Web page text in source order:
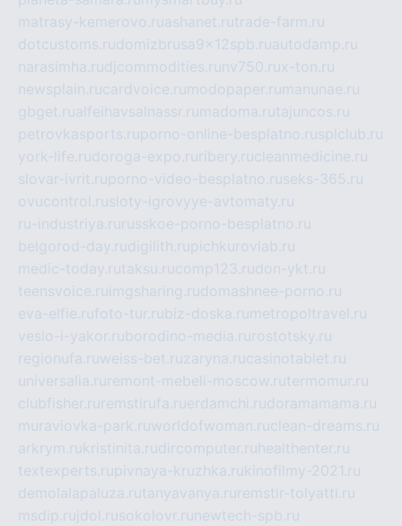
matrasy-kemerovo.ruashanet.rutrade-farm.ru
dotcustoms.rudomizbrusa9x12spb.ruautodamp.ru
narasimha.rudjcommodities.ru nv750.rux-ton.ru
newsplain.rucardvoice.ru modopaper.ru manunae.ru
gbget.rualfeihavsalnassr.ru madoma.rutajuncos.ru
petrovkasports.ruporno-online-besplatno.rusplclub.ru
york-life.rudoroga-expo.ru ribery.rucleanmedicine.ru
slovar-ivrit.ruporno-video-besplatno.ruseks-365.ru
ovucontrol.rusloty-igrovyye-avtomaty.ru
ru-industriya.ru russkoe-porno-besplatno.ru
belgorod-day.rudigilith.rupichkurovlab.ru
medic-today.rutaksu.rucomp123.rudon-ykt.ru
teensvoice.ru imgsharing.rudomashnee-porno.ru
eva-elfie.rufoto-tur.rubiz-doska.ru metropoltravel.ru
veslo-i-yakor.ruborodino-media.ru rostotsky.ru
regionufa.ruweiss-bet.ruzaryna.rucasinotablet.ru
universalia.ru remont-mebeli-moscow.rutermomur.ru
clubfisher.ru remstirufa.ruerdamchi.rudoramamama.ru
muraviovka-park.ruworldofwoman.ruclean-dreams.ru
arkrym.rukristinita.rudircomputer.ru healthenter.ru
textexperts.rupivnaya-kruzhka.rukinofilmy-2021.ru
demolalapaluza.rutanyavanya.ru remstir-tolyatti.ru
msdip.ru jdol.rusokolovr.ru newtech-spb.ru